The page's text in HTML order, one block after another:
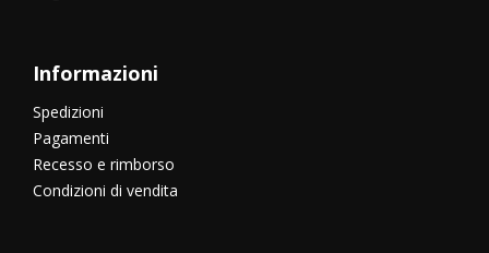
Informazioni
Spedizioni
Pagamenti
Recesso e rimborso
Condizioni di vendita